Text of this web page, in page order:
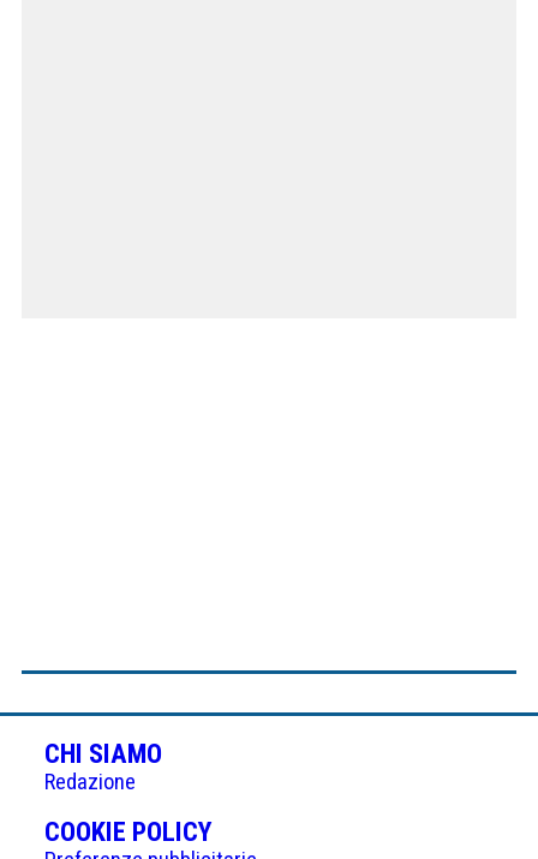
CHI SIAMO
Redazione
COOKIE POLICY(APRE